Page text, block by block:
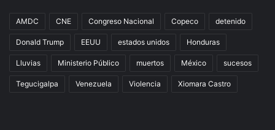
AMDC CNE Congreso Nacional Copeco detenido
Donald Trump EEUU estados unidos Honduras
Lluvias Ministerio Público muertos México sucesos
Tegucigalpa Venezuela Violencia Xiomara Castro